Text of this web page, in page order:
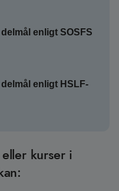
enligt SOSFS
enligt HSLF-
kurser i